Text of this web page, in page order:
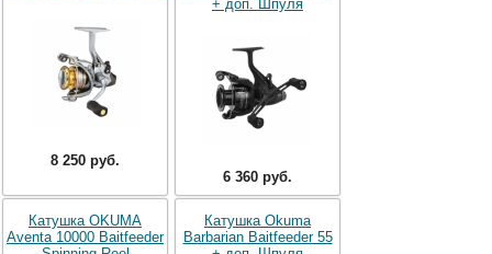
8 250 руб.
+ доп. Шпуля
6 360 руб.
Катушка OKUMA
Aventa 10000 Baitfeeder
Катушка Okuma
Barbarian Baitfeeder 55